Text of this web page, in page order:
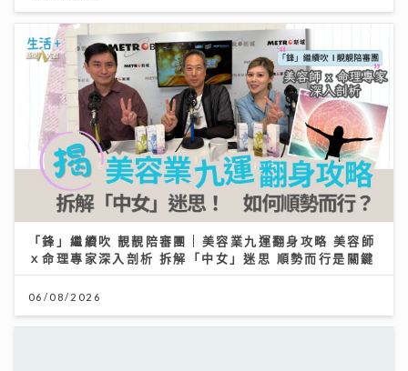
「鋒」繼續吹 靚靚陪審團 | 美容業九運翻身攻略 美容師
ｘ命理專家深入剖析 拆解「中女」迷思 順勢而行是關鍵
06/08/2026